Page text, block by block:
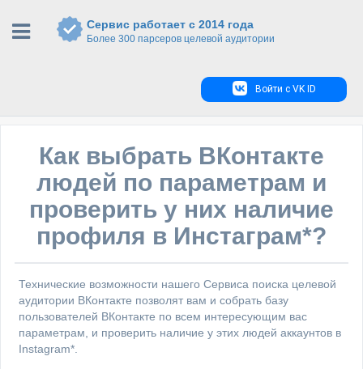
Сервис работает с 2014 года
Более 300 парсеров целевой аудитории
Войти с VK ID
Как выбрать ВКонтакте
людей по параметрам и
проверить у них наличие
профиля в Инстаграм*?
Технические возможности нашего Сервиса поиска целевой
аудитории ВКонтакте позволят вам и собрать базу
пользователей ВКонтакте по всем интересующим вас
параметрам, и проверить наличие у этих людей аккаунтов в
Instagram*.